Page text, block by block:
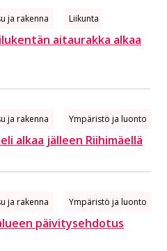
ja rakenna Liikunta
aitaurakka alkaa
ja rakenna Ympäristö ja luonto
alkaa jälleen Riihimäellä
ja rakenna Ympäristö ja luonto
päivitysehdotus